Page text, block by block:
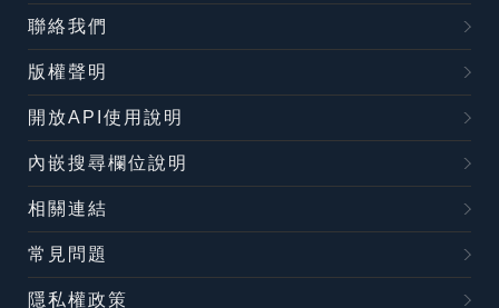
聯絡我們
版權聲明
開放API使用說明
內嵌搜尋欄位說明
相關連結
常見問題
隱私權政策